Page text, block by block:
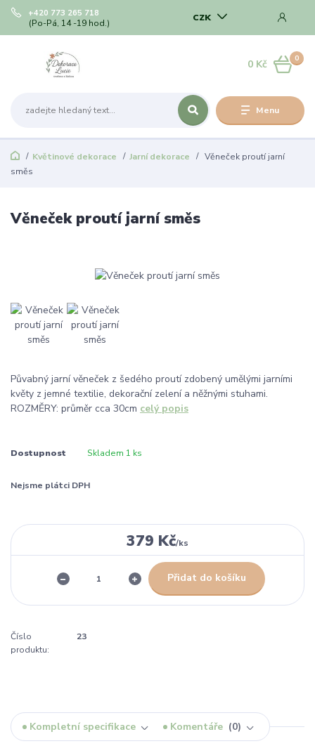
Menu
CZK
+420 773 265 718
(Po-Pá, 14 -19 hod.)
0
0 Kč
Květinové dekorace Jarní dekorace
Věneček proutí jarní
směs
Věneček proutí jarní směs
Půvabný jarní věneček z šedého proutí zdobený umělými jarními
květy z jemné textilie, dekorační zelení a něžnými stuhami.
ROZMĚRY: průměr cca 30cm celý popis
Dostupnost Skladem 1 ks
Nejsme plátci DPH
379 Kč/ks
Přidat do košíku
Číslo
produktu:
23
Kompletní specifikace Komentáře 0